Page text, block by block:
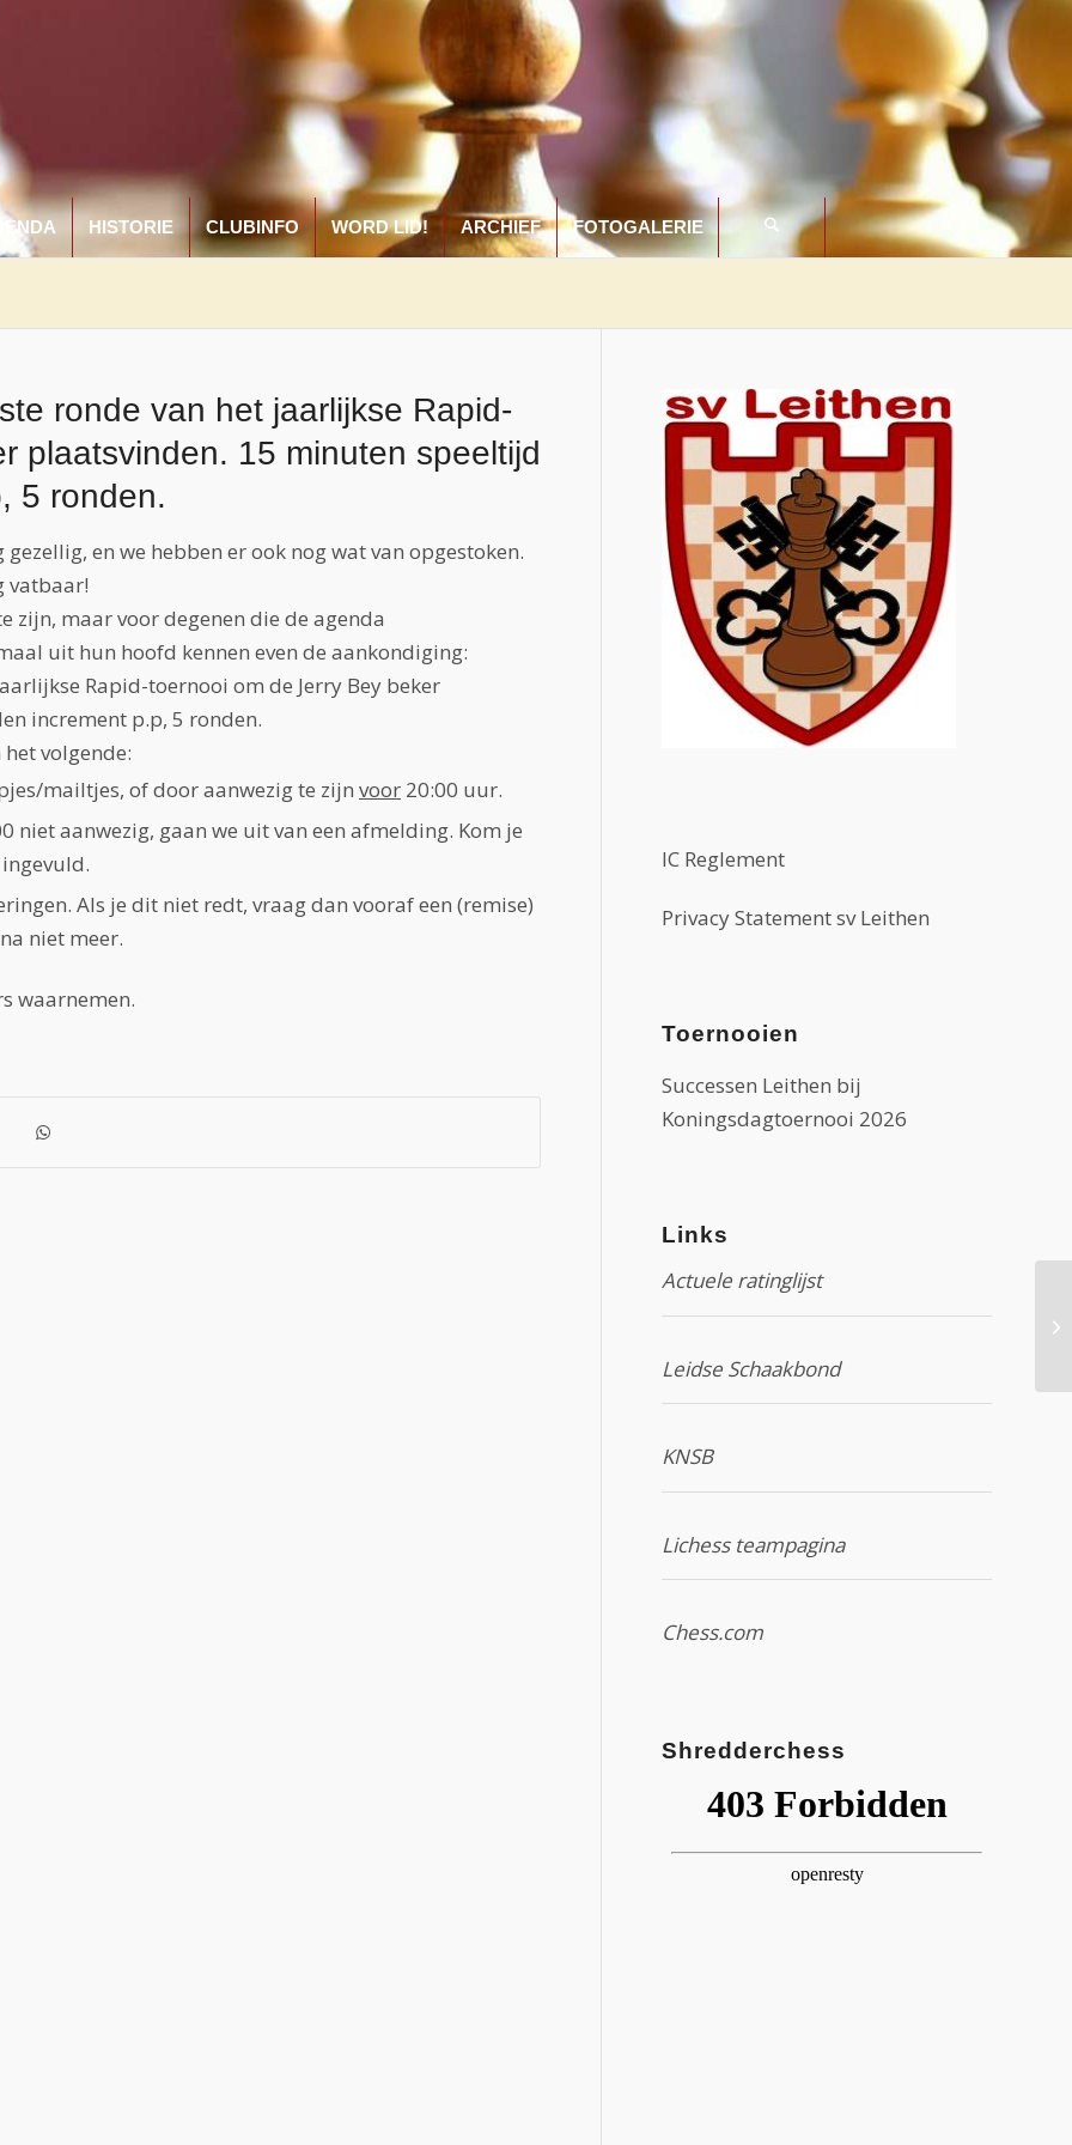
HISTORIE CLUBINFO WORD LID! ARCHIEF FOTOGALERIE
ronde van het jaarlijkse Rapid-
plaatsvinden. 15 minuten speeltijd
5 ronden.
en we hebben er ook nog wat van opgestoken.
vatbaar!
zijn, maar voor degenen die de agenda
uit hun hoofd kennen even de aankondiging:
Rapid-toernooi om de Jerry Bey beker
increment p.p, 5 ronden.
volgende:
mailtjes, of door aanwezig te zijn voor 20:00 uur.
niet aanwezig, gaan we uit van een afmelding. Kom je
Als je dit niet redt, vraag dan vooraf een (remise)
niet meer.
waarnemen.
IC Reglement
Privacy Statement sv Leithen
Toernooien
Successen Leithen bij
Koningsdagtoernooi 2026
Links
Actuele ratinglijst
Leidse Schaakbond
KNSB
Lichess teampagina
Chess.com
Shredderchess